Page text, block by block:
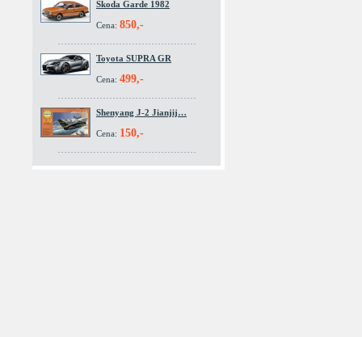
Škoda Garde 1982
Cena: 850,-
Toyota SUPRA GR
Cena: 499,-
Shenyang J-2 Jianjij…
Cena: 150,-